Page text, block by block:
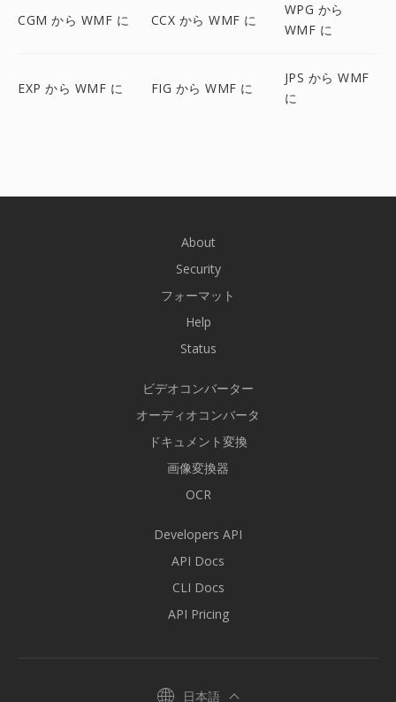
CGM から WMF に CCX から WMF に
WPG から
WMF に
EXP から WMF に FIG から WMF に
JPS から WMF
に
About
Security
フォーマット
Help
Status
ビデオコンバーター
オーディオコンバータ
ドキュメント変換
画像変換器
OCR
Developers API
API Docs
CLI Docs
API Pricing
日本語